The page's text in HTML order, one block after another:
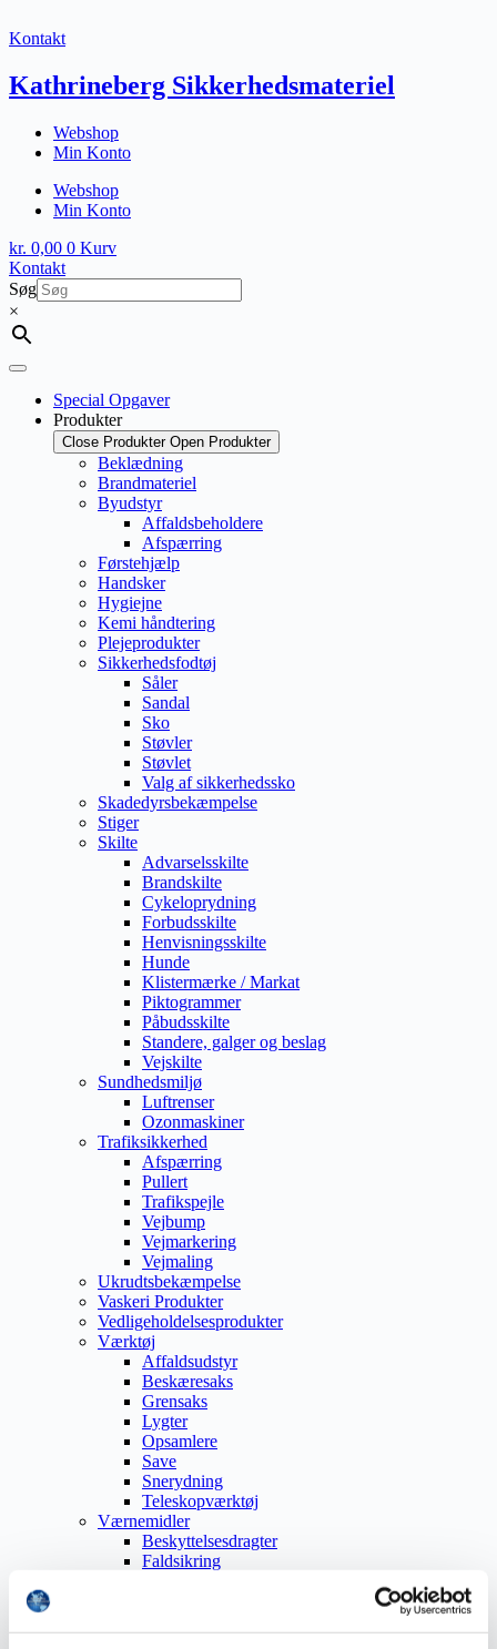
til
Kontakt
Kathrineberg Sikkerhedsmateriel
Webshop
Min Konto
Webshop
Min Konto
kr. 0,00 0 Kurv
Kontakt
Søg
×
Special Opgaver
Produkter
Close Produkter Open Produkter
Beklædning
Brandmateriel
Byudstyr
Affaldsbeholdere
Afspærring
Førstehjælp
Handsker
Hygiejne
Kemi håndtering
Plejeprodukter
Sikkerhedsfodtøj
Såler
Sandal
Sko
Støvler
Støvlet
Valg af sikkerhedssko
Skadedyrsbekæmpelse
Stiger
Skilte
Advarselsskilte
Brandskilte
Cykeloprydning
Forbudsskilte
Henvisningsskilte
Hunde
Klistermærke / Markat
Piktogrammer
Påbudsskilte
Standere, galger og beslag
Vejskilte
Sundhedsmiljø
Luftrenser
Ozonmaskiner
Trafiksikkerhed
Afspærring
Pullert
Trafikspejle
Vejbump
Vejmarkering
Vejmaling
Ukrudtsbekæmpelse
Vaskeri Produkter
Vedligeholdelsesprodukter
Værktøj
Affaldsudstyr
Beskæresaks
Grensaks
Lygter
Opsamlere
Save
Snerydning
Teleskopværktøj
Værnemidler
Beskyttelsesdragter
Faldsikring